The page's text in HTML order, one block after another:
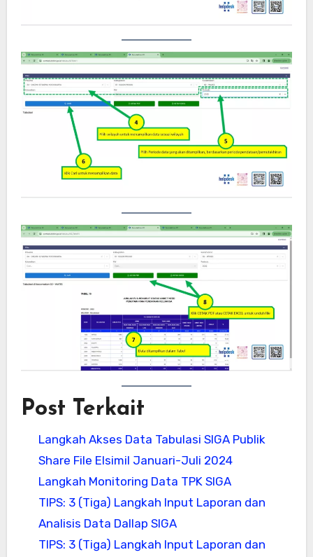
Post Terkait
Langkah Akses Data Tabulasi SIGA Publik
Share File Elsimil Januari-Juli 2024
Langkah Monitoring Data TPK SIGA
TIPS: 3 (Tiga) Langkah Input Laporan dan
Analisis Data Dallap SIGA
TIPS: 3 (Tiga) Langkah Input Laporan dan